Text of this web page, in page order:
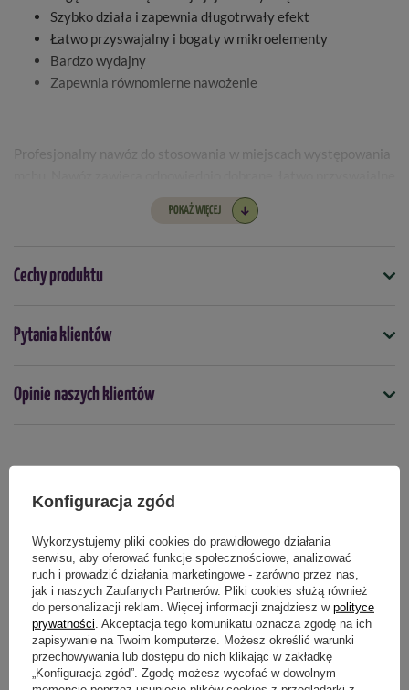
Szybko działa i zapewnia długotrwały efekt
Łatwo przyswajalny i bogaty w mikroelementy
Bardzo wydajny
Zapewnia równomierne nawożenie
Profesjonalny nawóz do stosowania w miejscach występowania
składniki, dzięki którym trawa rozkrzewia się i zagęszcza, a w
efekcie ogranicza występowanie mchu. Nawóz gwarantuje
intensywną zieleń. Nawóz po rozsypaniu i podlaniu powoli
rozpuszcza się i przechodzi do wierzchniej warstwy gleby, gdzie
sterowane przez czynniki naturalne. Rośliny otrzymują
dostosowana do ich potrzeb dawkę składników odżywczych.
Jak stosować:
Jak ograniczyć występowanie mchu?
Przeprowadzić wertykulację trawnika dwa razy w roku
(wiosną i jesienią)
Nawozić od marca do października
Stosować siewnik w celu uzyskania równomiernego
naniesienia
Skład produktu:
POKAŻ WIĘCEJ
Cechy produktu
Symbol
5904871014584
kwiecień maj czerwiec
Typ nawozu
mineralny
Pytania klientów
Opinie naszych klientów
DOSTAWA 0 ZŁ
Konfiguracja zgód
Wykorzystujemy pliki cookies do prawidłowego działania
serwisu, aby oferować funkcje społecznościowe, analizować
ruch i prowadzić działania marketingowe - zarówno przez nas,
jak i naszych Zaufanych Partnerów. Pliki cookies służą również
do personalizacji reklam. Więcej informacji znajdziesz w polityce
prywatności . Akceptacja tego komunikatu oznacza zgodę na ich
zapisywanie na Twoim komputerze. Możesz określić warunki
przechowywania lub dostępu do nich klikając w zakładkę
„Konfiguracja zgód”. Zgodę możesz wycofać w dowolnym